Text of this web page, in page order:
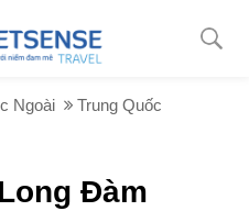
Ngoài
Trung Quốc
Đàm